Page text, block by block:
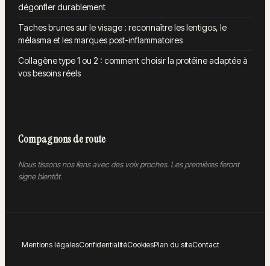
dégonfler durablement
Taches brunes sur le visage : reconnaître les lentigos, le
mélasma et les marques post-inflammatoires
Collagène type 1 ou 2 : comment choisir la protéine adaptée à
vos besoins réels
Compagnons de route
Nous tissons nos liens avec des voix proches. Les premières feront
signe bientôt.
Mentions légalesConfidentialitéCookiesPlan du siteContact